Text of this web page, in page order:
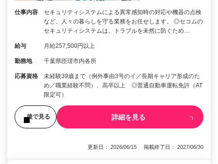
仕事内容
セキュリティシステムによる異常感知時の対応や機器の点検
など、人々の暮らしを守る業務をお任せします。 ◎セコムの
セキュリティシステムは、トラブルを未然に防ぐため…
給与 月給257,500円以上
勤務地 千葉県匝瑳市内各所
応募資格
未経験39歳まで（例外事由3号のイ／長期キャリア形成のた
め／職業経験不問）、高卒以上 ◎普通自動車運転免許（AT
限定可）
後で見る 詳細を見る
更新日： 2026/06/15 掲載終了日： 2027/06/30